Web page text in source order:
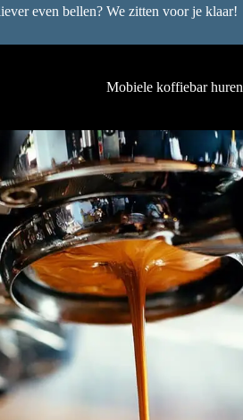
even bellen? We zitten voor je klaar!
Mobiele koffiebar huren